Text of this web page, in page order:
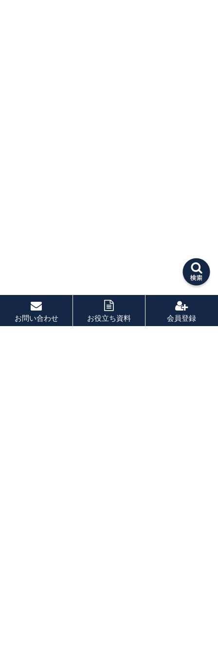
お問い合わせ お役立ち資料 会員登録